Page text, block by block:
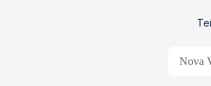
Nova